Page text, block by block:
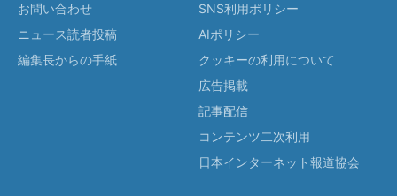
お問い合わせ
ニュース読者投稿
編集長からの手紙
SNS利用ポリシー
AIポリシー
クッキーの利用について
広告掲載
記事配信
コンテンツ二次利用
日本インターネット報道協会